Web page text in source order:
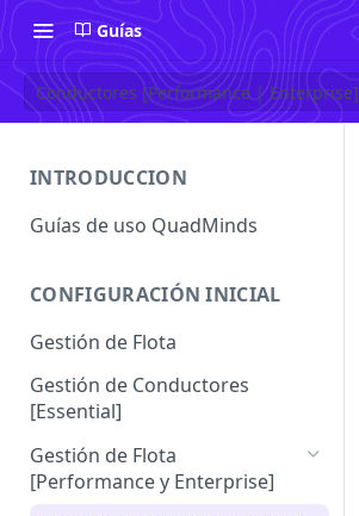
Guías
Conductores [Performance | Enterprise]
INTRODUCCION
Guías de uso QuadMinds
CONFIGURACIÓN INICIAL
Gestión de Flota
Gestión de Conductores
[Essential]
Gestión de Flota
[Performance y Enterprise]